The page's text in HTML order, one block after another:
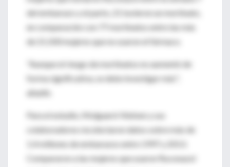
del embarazo y el parto, 21 tuvieron un mortinato,
en comparación con 77 mortinatos entre las más
de 21,500 mujeres que no usaron el fármaco.
"Aunque el riesgo de mortinatos no aumentó de
forma significativa, se debe investigar más",
añadió.
Para el estudio, Molgaard-Nielsen y sus
colaboradores recolectaron datos sobre más de
1.4 millones de embarazos entre 1997 y 2013.
Compararon a las mujeres que usaron fluconazol